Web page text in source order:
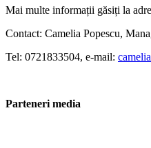
Mai multe informații găsiți la
Contact: Camelia Popescu,
Tel: 0721833504, e-mail:
Parteneri media